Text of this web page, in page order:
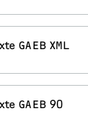
GAEB XML
GAEB 90